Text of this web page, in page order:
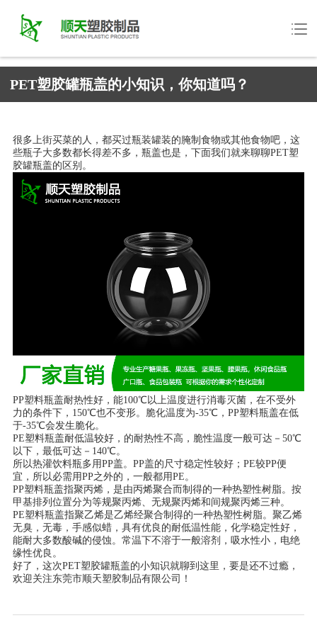
PET塑胶罐瓶盖的小知识，你知道吗？
很多上街买菜的人，都买过瓶装罐装的腌制食物或其他食物吧，这
些瓶子大多数都长得差不多，瓶盖也是，下面我们就来聊聊PET塑
胶罐瓶盖的区别。
PP塑料瓶盖耐热性好，能100℃以上温度进行消毒灭菌，在不受外
力的条件下，150℃也不变形。脆化温度为-35℃，PP塑料瓶盖在低
于-35℃会发生脆化。
PE塑料瓶盖耐低温较好，的耐热性不高，脆性温度一般可达－50℃
以下，最低可达－140℃。
所以热灌饮料瓶多用PP盖。PP盖的尺寸稳定性较好；PE较PP便
宜，所以必需用PP之外的，一般都用PE。
PP塑料瓶盖指聚丙烯，是由丙烯聚合而制得的一种热塑性树脂。按
甲基排列位置分为等规聚丙烯、无规聚丙烯和间规聚丙烯三种。
PE塑料瓶盖指聚乙烯是乙烯经聚合制得的一种热塑性树脂。聚乙烯
无臭，无毒，手感似蜡，具有优良的耐低温性能，化学稳定性好，
能耐大多数酸碱的侵蚀。常温下不溶于一般溶剂，吸水性小，电绝
缘性优良。
好了，这次PET塑胶罐瓶盖的小知识就聊到这里，要是还不过瘾，
欢迎关注东莞市顺天塑胶制品有限公司！